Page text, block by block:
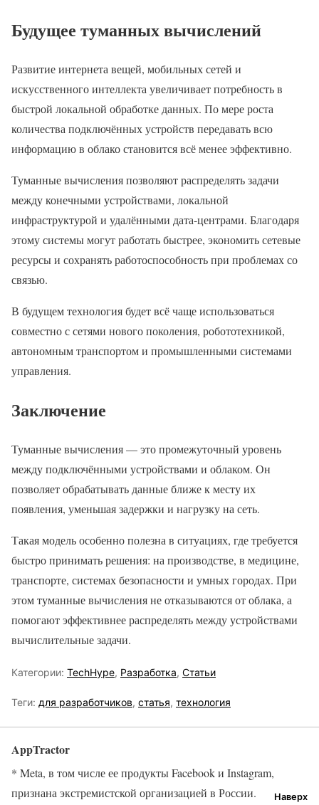
Будущее туманных вычислений
Развитие интернета вещей, мобильных сетей и
искусственного интеллекта увеличивает потребность в
быстрой локальной обработке данных. По мере роста
количества подключённых устройств передавать всю
информацию в облако становится всё менее эффективно.
Туманные вычисления позволяют распределять задачи
между конечными устройствами, локальной
инфраструктурой и удалёнными дата-центрами. Благодаря
этому системы могут работать быстрее, экономить сетевые
ресурсы и сохранять работоспособность при проблемах со
связью.
В будущем технология будет всё чаще использоваться
совместно с сетями нового поколения, робототехникой,
автономным транспортом и промышленными системами
управления.
Заключение
Туманные вычисления — это промежуточный уровень
между подключёнными устройствами и облаком. Он
позволяет обрабатывать данные ближе к месту их
появления, уменьшая задержки и нагрузку на сеть.
Такая модель особенно полезна в ситуациях, где требуется
быстро принимать решения: на производстве, в медицине,
транспорте, системах безопасности и умных городах. При
этом туманные вычисления не отказываются от облака, а
помогают эффективнее распределять между устройствами
вычислительные задачи.
Категории: TechHype, Разработка, Статьи
Теги: для разработчиков, статья, технология
AppTractor
Наверх
* Meta, в том числе ее продукты Facebook и Instagram,
признана экстремистской организацией в России.